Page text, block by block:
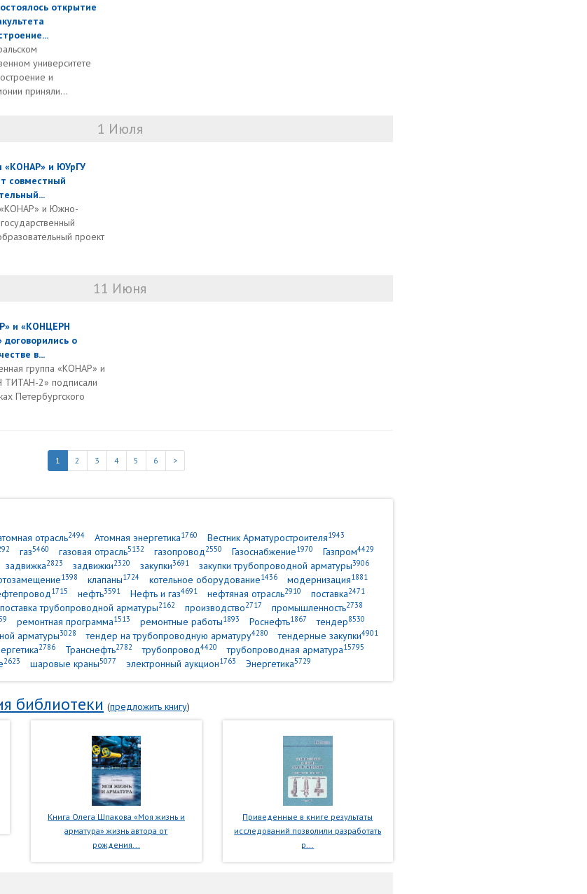
открытие
университете
и
приняли...
1 Июля
«КОНАР» и ЮУрГУ
совместный
и Южно-
проект
11 Июня
и «КОНЦЕРН
о
в...
группа «КОНАР» и
2» подписали
Петербургского
1 2 3 4 5 6 >
отрасль2494 Атомная энергетика1760 Вестник Арматуростроителя1943
газ5460 газовая отрасль5132 газопровод2550 Газоснабжение1970 Газпром4429
задвижка2823 задвижки2320 закупки3691 закупки трубопроводной арматуры3906
1398 клапаны1724 котельное оборудование1436 модернизация1881
1715 нефть3591 Нефть и газ4691 нефтяная отрасль2910 поставка2471
поставка трубопроводной арматуры2162 производство2717 промышленность2738
ремонтная программа1513 ремонтные работы1893 Роснефть1867 тендер8530
арматуры3028 тендер на трубопроводную арматуру4280 тендерные закупки4901
2786 Транснефть2782 трубопровод4420 трубопроводная арматура15795
2623 шаровые краны5077 электронный аукцион1763 Энергетика5729
библиотеки (предложить книгу)
Книга Олега Шпакова «Моя жизнь и
арматура» жизнь автора от
рождения...
Приведенные в книге результаты
исследований позволили разработать
р...